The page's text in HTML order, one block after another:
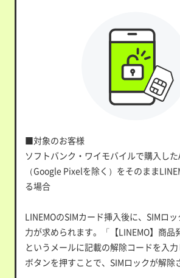
■対象のお客様
ソフトバンク・ワイモバイルで購入し
（Google Pixelを除く）をそのまま
る場合
LINEMOのSIMカード挿入後に、SIMロ
力が求められます。「【LINEMO】商品
というメールに記載の解除コードを入力
ボタンを押すことで、SIMロックが解除